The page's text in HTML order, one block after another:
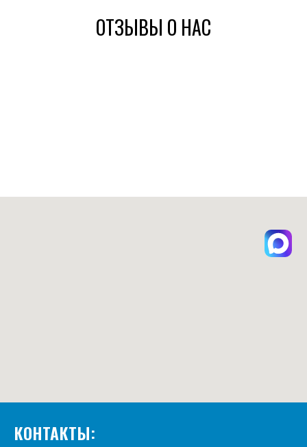
ОТЗЫВЫ О НАС
КОНТАКТЫ: